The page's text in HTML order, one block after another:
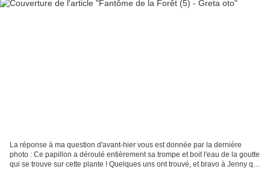
La réponse à ma question d'avant-hier vous est donnée par la dernière
photo : Ce papillon a déroulé entièrement sa trompe et boit l'eau de la goutte
qui se trouve sur cette plante ! Quelques uns ont trouvé, et bravo à Jenny qui